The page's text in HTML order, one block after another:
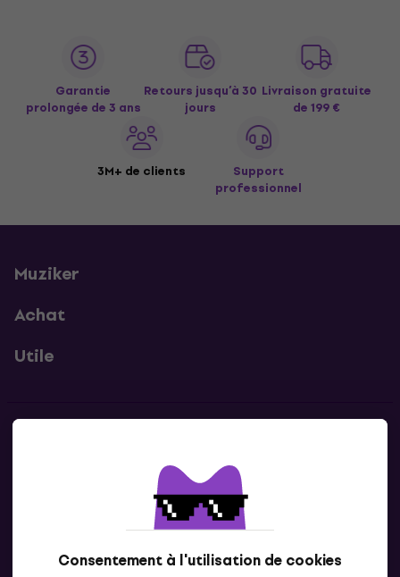
Consentement à l'utilisation de cookies
Garantie
prolongée de 3 ans
Retours jusqu’à 30
jours
Livraison gratuite
de 199 €
3M+ de clients
Support
professionnel
Muziker
Achat
Utile
Contacte nous